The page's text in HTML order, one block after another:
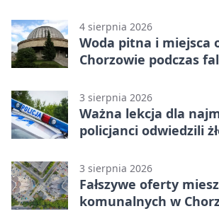
4 sierpnia 2026
Woda pitna i miejsca
Chorzowie podczas
3 sierpnia 2026
Ważna lekcja dla
policjanci odwiedzili
3 sierpnia 2026
Fałszywe oferty
komunalnych w